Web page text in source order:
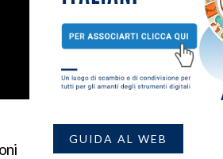
GUIDA AL WEB